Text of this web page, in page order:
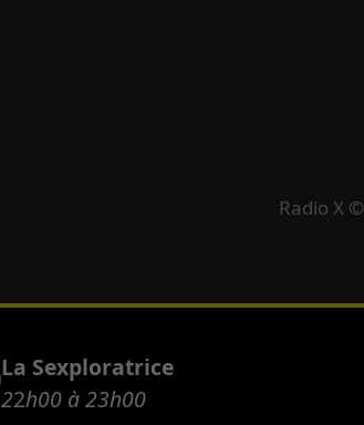
Radio X ©
La Sexploratrice
22h00 à 23h00